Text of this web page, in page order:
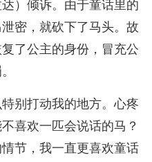
）倾诉。由于童话里的
密，就砍下了马头。故
了公主的身份，冒充公
别打动我的地方。心疼
喜欢一匹会说话的马？
节，我一直更喜欢童话